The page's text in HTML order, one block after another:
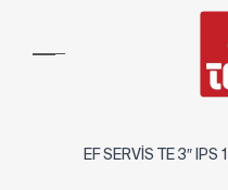
EF SERVİS TE 3″ IPS